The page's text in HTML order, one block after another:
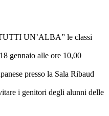
UN’ALBA” le classi
gennaio alle ore 10,00
presso la Sala Ribaud
i genitori degli alunni delle